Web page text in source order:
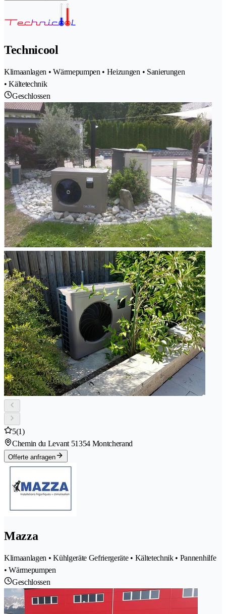
Technicool
Klimaanlagen • Wärmepumpen • Heizungen • Sanierungen
• Kältetechnik
Geschlossen
5(1)
Chemin du Levant 51354 Montcherand
Offerte anfragen
Mazza
Klimaanlagen • Kühlgeräte Gefriergeräte • Kältetechnik • Pannenhilfe
• Wärmepumpen
Geschlossen